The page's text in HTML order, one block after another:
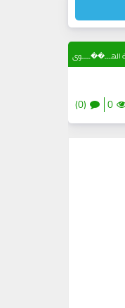
0
(0)
الهـــ��ــــوى